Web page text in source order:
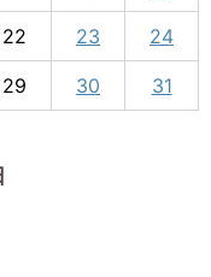
22 23 24
29 30
31